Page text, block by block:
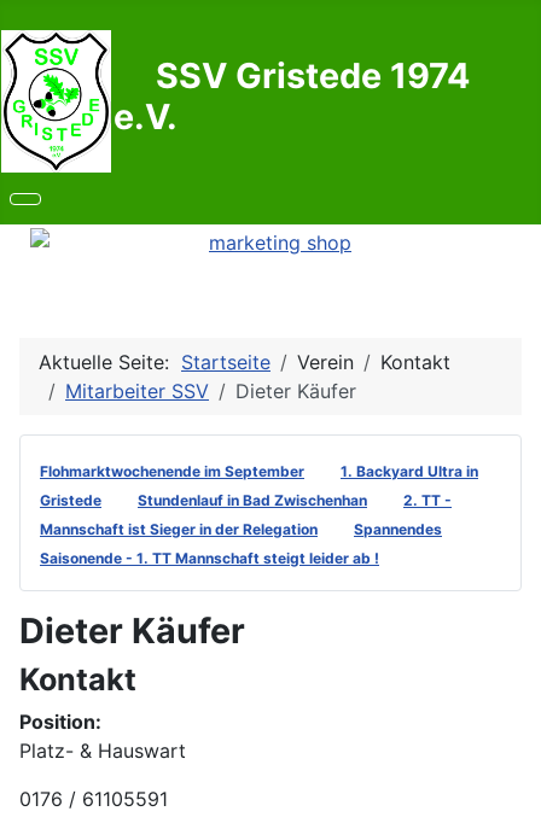
SSV Gristede 1974
e.V.
Aktuelle Seite: Startseite Verein
Kontakt
Mitarbeiter SSV
Dieter Käufer
Flohmarktwochenende im September
1. Backyard Ultra in
Gristede
Stundenlauf in Bad Zwischenhan
2. TT -
Mannschaft ist Sieger in der Relegation
Spannendes
Saisonende - 1. TT Mannschaft steigt leider ab !
Dieter Käufer
Kontakt
Position:
Platz- & Hauswart
Telefon:
0176 / 61105591